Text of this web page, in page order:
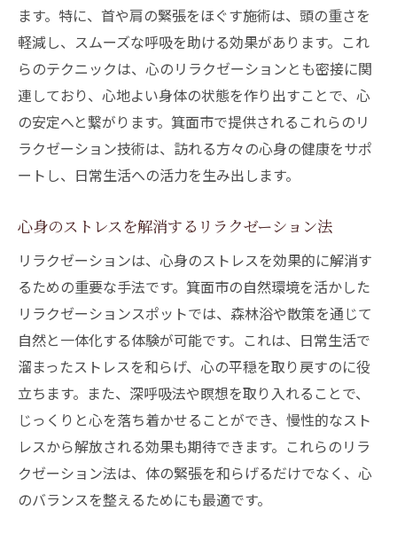
ます。特に、首や肩の緊張をほぐす施術は、頭の重さを
軽減し、スムーズな呼吸を助ける効果があります。これ
らのテクニックは、心のリラクゼーションとも密接に関
連しており、心地よい身体の状態を作り出すことで、心
の安定へと繋がります。箕面市で提供されるこれらのリ
ラクゼーション技術は、訪れる方々の心身の健康をサポ
ートし、日常生活への活力を生み出します。
心身のストレスを解消するリラクゼーション法
リラクゼーションは、心身のストレスを効果的に解消す
るための重要な手法です。箕面市の自然環境を活かした
リラクゼーションスポットでは、森林浴や散策を通じて
自然と一体化する体験が可能です。これは、日常生活で
溜まったストレスを和らげ、心の平穏を取り戻すのに役
立ちます。また、深呼吸法や瞑想を取り入れることで、
じっくりと心を落ち着かせることができ、慢性的なスト
レスから解放される効果も期待できます。これらのリラ
クゼーション法は、体の緊張を和らげるだけでなく、心
のバランスを整えるためにも最適です。